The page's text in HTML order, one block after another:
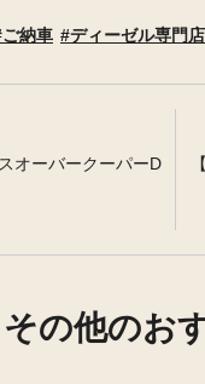
ご納車 ディーゼル専門店
オーバークーパーD
その他のお